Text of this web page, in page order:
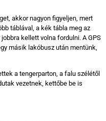
akkor nagyon figyeljen, mert
táblával, a kék tábla meg az
kellett volna fordulni. A GPS
másik lakóbusz után mentünk,
a tengerparton, a falu szélétől
vezetnek, kettőbe be is